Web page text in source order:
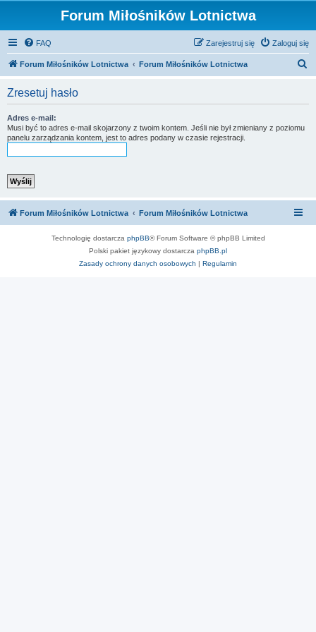
Forum Miłośników Lotnictwa
FAQ Zaloguj się
Zarejestruj się
Forum Miłośników Lotnictwa Forum Miłośników Lotnictwa
Zresetuj hasło
Adres e-mail:
Musi być to adres e-mail skojarzony z twoim kontem. Jeśli nie był zmieniany z poziomu
panelu zarządzania kontem, jest to adres podany w czasie rejestracji.
Forum Miłośników Lotnictwa Forum Miłośników Lotnictwa
Technologię dostarcza phpBB® Forum Software © phpBB Limited
Polski pakiet językowy dostarcza phpBB.pl
Zasady ochrony danych osobowych | Regulamin